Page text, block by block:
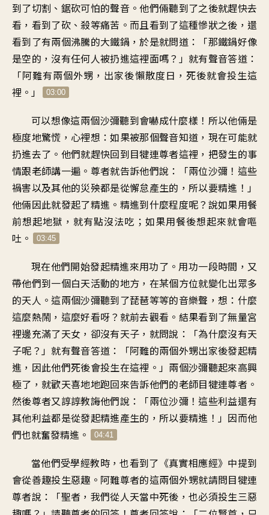
到了切割、鋸砍可怕的聲音 。他們倆聽到了之後就趕快去
看 ， 看到了砍、殺等痛苦 。而且看到了這種慘狀之後 ，還
看到了有兩個沸騰的大鐵鍋 ，於是就問道 ：「那鐵鍋好像
是空的 ，沒有任何人被扔進這裡面嗎？」就有聲音答道 ：
「阿難有兩個外甥 ， 出家後懶散度日 ， 死後就會投生這
裡 。」 03:00
可以想像這兩個沙彌聽到會嚇成什麼樣 ！ 所以他倆是
極度地驚慌 ， 心裡想：如果被那個聲音知道 ， 現在可能就
扔進去了 。 他們就趕快回到目犍連尊者這裡 ， 把發生的事
情跟老師講一遍 。 尊者就告訴他們說 ：「兩位沙彌 ！ 這些
禍害以及其他的災殃都是從懈怠產生的 ，所以要精進 ！」
他倆因此就發起了精進 。 精進到什麼程度呢？ 說如果用餐
前想起地獄 ，就有點沒法吃 ； 如果用餐後想起來就會嘔
吐 。 03:45
現在他們開始發起精進來用功了 。 用功一段時間 ， 又
帶他們到一個白天活動的地方 ， 在某個方位就變化出眾多
的天人 。 這兩個沙彌聽到了琵琶等等的音樂聲 ，想：什麼
這麼熱鬧 ， 這麼好看呀？ 就前去觀看 。 結果看到了無量宮
裡邊充滿了天女，卻沒有天子 ， 就問說：「為什麼沒有天
子呢 ？」就有聲音答道 ：「阿難的兩個外甥出家後發起精
進 ， 因此他們死後會投生在這裡 。」 兩個沙彌聽起來高興
極了 ，就歡天喜地地跑回來告訴他們的老師目犍連尊者 。
然後尊者又諄諄教誨他們說 ：「兩位沙彌 ！ 這些利益還有
其他利益都是從發起精進產生的 ，所以要精進 ！」 因而他
們也就奮發精進 。 04:41
當他們受學經教時，也看到了《真實相應經》中提到
會從善趣投生惡趣 。 阿難尊者的這兩個外甥就請問目犍連
尊者說 ：「聖者，我們從人天當中死後 ，也必須投生三惡